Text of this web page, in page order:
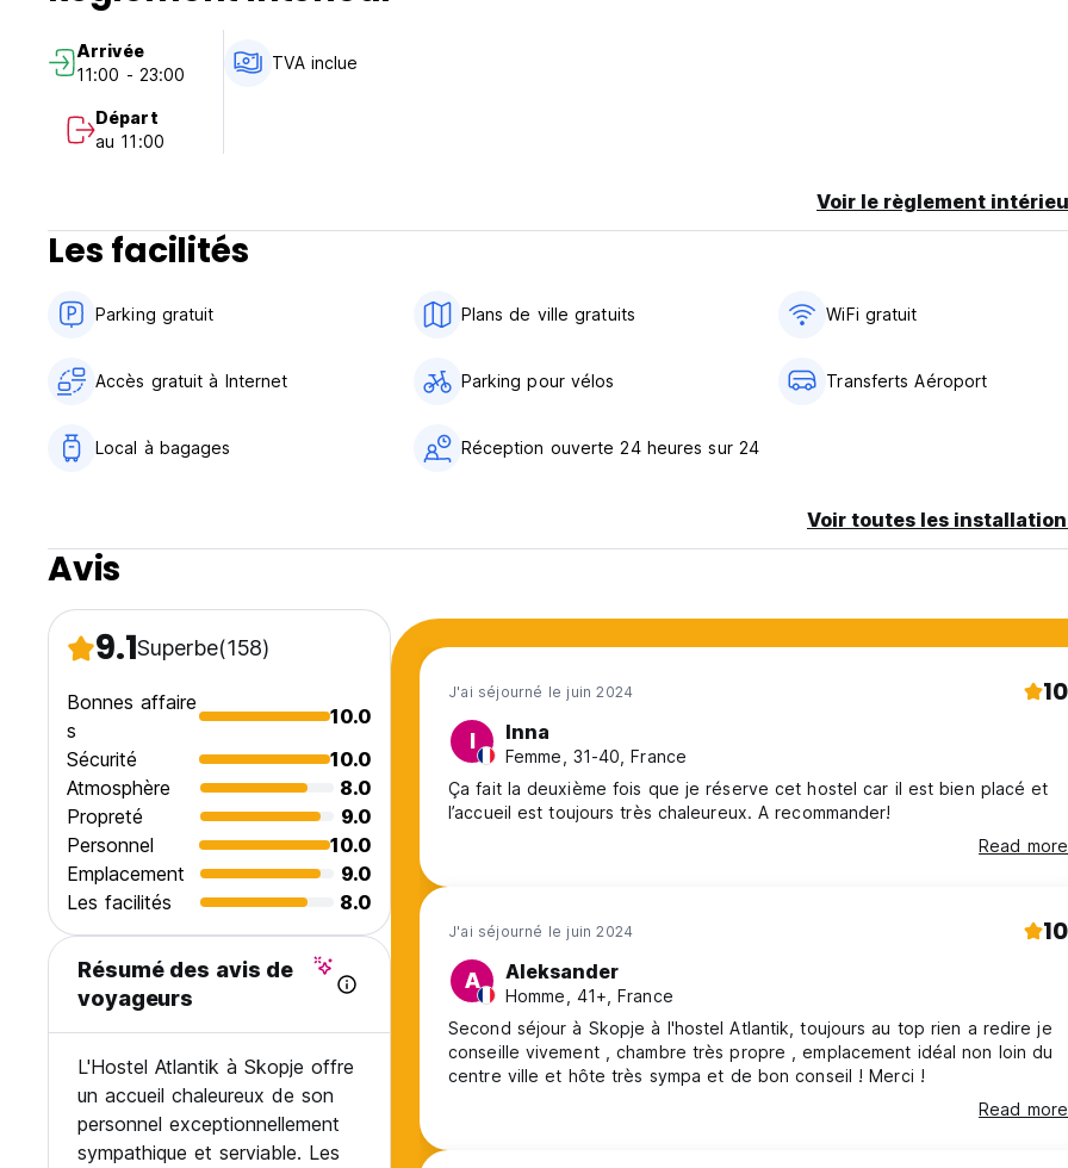
Arrivée
11:00 - 23:00
Départ
au 11:00
TVA inclue
Voir le règlement
Les facilités
Parking gratuit Plans de ville gratuits WiFi gratuit
Accès gratuit à Internet Parking pour vélos Transferts Aéroport
Local à bagages Réception ouverte 24 heures sur 24
Voir toutes les
Avis
9.1Superbe(158)
Bonnes affaire
s
10.0
Sécurité
10.0
Atmosphère
8.0
Propreté
9.0
Personnel
10.0
Emplacement
9.0
Les facilités
8.0
Résumé des avis de
voyageurs
L'Hostel Atlantik à Skopje offre
un accueil chaleureux de son
personnel exceptionnellement
sympathique et serviable. Les
J'ai séjourné le juin 2024 10
I Inna
Femme, 31-40, France
Ça fait la deuxième fois que je réserve cet hostel car il est bien placé et
l’accueil est toujours très chaleureux. A recommander!
Read more
J'ai séjourné le juin 2024 10
A Aleksander
Homme, 41+, France
Second séjour à Skopje à l'hostel Atlantik, toujours au top rien a redire je
conseille vivement , chambre très propre , emplacement idéal non loin du
centre ville et hôte très sympa et de bon conseil ! Merci !
Read more